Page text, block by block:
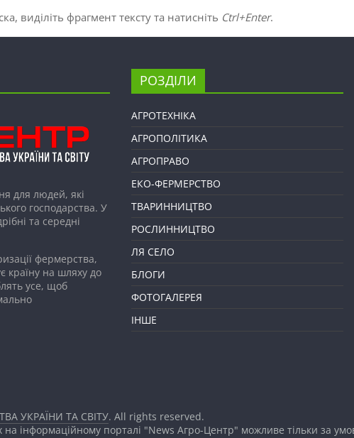
виділіть фрагмент тексту та натисніть Ctrl+Enter.
для людей, які
господарства. У
та середні
фермерства,
країну на шляху до
усе, щоб
РОЗДІЛИ
АГРОТЕХНІКА
АГРОПОЛІТИКА
АГРОПРАВО
ЕКО-ФЕРМЕРСТВО
ТВАРИННИЦТВО
РОСЛИННИЦТВО
ЛЯ СЕЛО
БЛОГИ
ФОТОГАЛЕРЕЯ
ІНШЕ
УКРАЇНИ ТА СВІТУ. All rights reserved.
на інформаційному порталі "News Агро-Центр" можливе тільки за